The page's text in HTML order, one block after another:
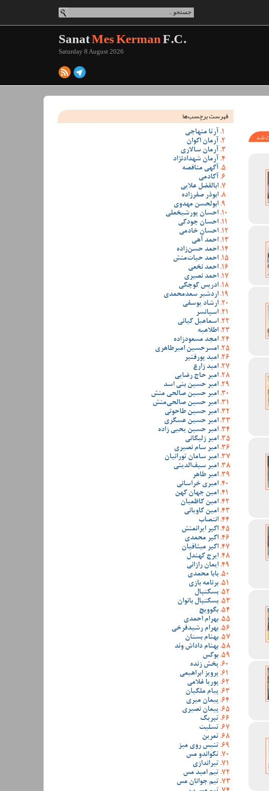
SanatMes KermanF.C.
Saturday 8 August 2026
فهرست برچسب‌ها
آرتا منهاجی
آرمان اکوان
آرمان سالاری
آرمان شهدادنژاد
آگهی مناقصه
آکادمی
ابالفضل علایی
ابوذر صفرزاده
ابولحسن مهدوی
احسان پورشیخعلی
احسان جودکی
احسان خادمی
احمد آهی
احمد حسن‌زاده
احمد حیات‌منش
احمد نخعی
احمد نصیری
ادریس کوچکی
اردشیر سعدمحمدی
ارشاد یوسفی
اسپانسر
اسماعیل کیانی
اطلاعیه
امجد مسعودزاده
امسرحسین امیرطاهری
امید پورقنبر
امید زارع
امیر حاج رضایی
امیر حسین بنی اسد
امیر حسین صالحی منش
امیر حسین صالحی‌منش
امیر حسین طاحونی
امیر حسین عسگری
امیر حسین یحیی زاده
امیر زلیکانی
امیر سام نصیری
امیر سامان تورانیان
امیر سیف‌الدینی
امیر طاهر
امیری خراسانی
امین جهان کهن
امین کاظمیان
امین کاویانی
انتصاب
اکبر ایرانمنش
اکبر محمدی
اکبر میثاقیان
ایرج کهندل
ایمان رازانی
بابا محمدی
برنامه بازی
بسکتبال
بسکتبال بانوان
بگوویچ
بهرام احمدی
بهرام رشیدفرخی
بهنام بستان
بهنام داداش وند
بوکس
پخش زنده
پرویز ابراهیمی
پوریا غلامی
پیام ملکیان
پیمان میری
پیمان نصیری
تبریک
تسلیت
تمرین
تنیس روی میز
تکواندو مس
تیراندازی
تیم امید مس
تیم جوانان مس